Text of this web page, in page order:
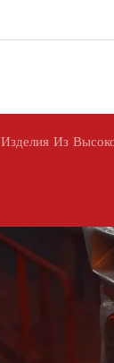
Изделия Из